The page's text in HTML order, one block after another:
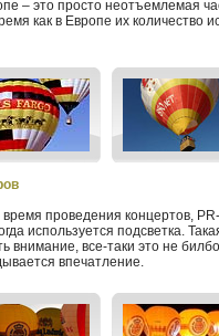
– это просто неотъемлемая
как в Европе их количество
проведения концертов,
используется подсветка.
все-таки это не
впечатление.